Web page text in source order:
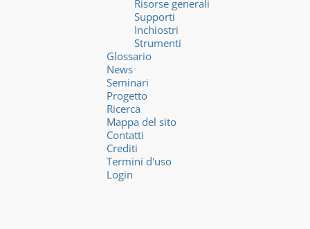
Risorse generali
Supporti
Inchiostri
Strumenti
Glossario
News
Seminari
Progetto
Ricerca
Mappa del sito
Contatti
Crediti
Termini d'uso
Login